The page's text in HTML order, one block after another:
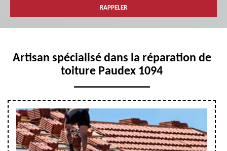
Artisan spécialisé dans la réparation de
toiture Paudex 1094